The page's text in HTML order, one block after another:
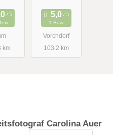
km
1 Bew.
Vorchdorf
103.2 km
Carolina Auer